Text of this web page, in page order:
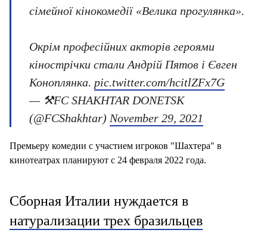
сімейної кінокомедії «Велика прогулянка».
Окрім професійних акторів героями
кінострічки стали Андрій Пятов і Євген
Коноплянка. pic.twitter.com/hcitlZFx7G
— ⚒FC SHAKHTAR DONETSK
(@FCShakhtar) November 29, 2021
Премьеру комедии с участием игроков "Шахтера" в
кинотеатрах планируют с 24 февраля 2022 года.
Сборная Италии нуждается в
натурализации трех бразильцев